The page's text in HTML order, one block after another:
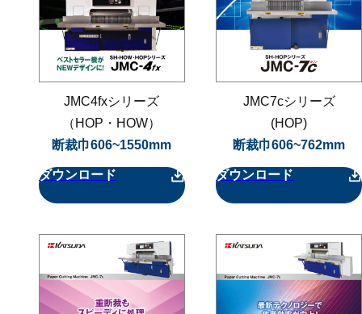
JMC4fxシリーズ
（HOP・HOW）
断裁巾606~1550mm
ダウンロード
JMC7cシリーズ
(HOP)
断裁巾606~762mm
ダウンロード